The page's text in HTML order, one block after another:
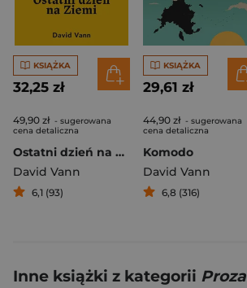
KSIĄŻKA
32,25 zł
49,90 zł - sugerowana
cena detaliczna
Ostatni dzień na Ziemi
David Vann
6,1 (93)
KSIĄŻKA
29,61 zł
44,90 zł - sugerowana
cena detaliczna
Komodo
David Vann
6,8 (316)
Inne książki z kategorii Proza